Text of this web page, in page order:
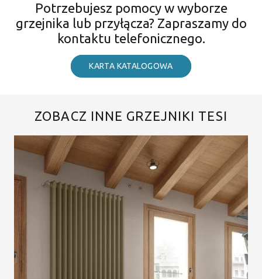
Potrzebujesz pomocy w wyborze
grzejnika lub przyłącza? Zapraszamy do
kontaktu telefonicznego.
KARTA KATALOGOWA
ZOBACZ INNE GRZEJNIKI TESI